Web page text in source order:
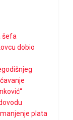
šefa
dobio
plata